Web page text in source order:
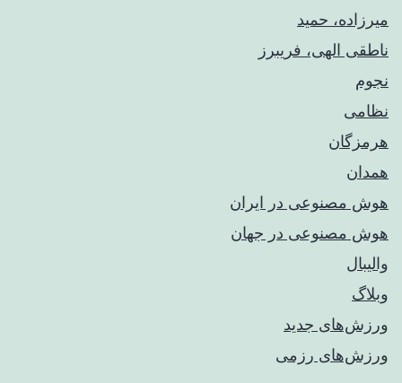
میرزاده، حمید
ناطقی الهی، فریبرز
نجوم
نظامی
هرمزگان
همدان
هوش مصنوعی در ایران
هوش مصنوعی در جهان
والیبال
وبلاگ
ورزش‌های جدید
ورزش‌های رزمی